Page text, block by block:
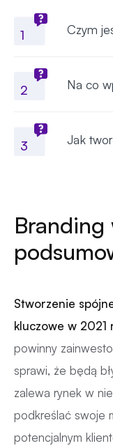
1 Czym
2 Na co
3 Jak
Stworzenie
kluczowe w 2021
powinny
sprawi, że będą
zalewa rynek w
podkreślać swoje
potencjalnym